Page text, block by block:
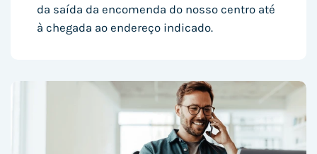
da saída da encomenda do nosso centro até
à chegada ao endereço indicado.